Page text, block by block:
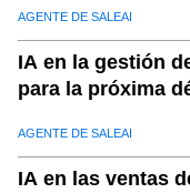
AGENTE DE SALEAI
IA en la gestión
para la próxima
AGENTE DE SALEAI
IA en las ventas